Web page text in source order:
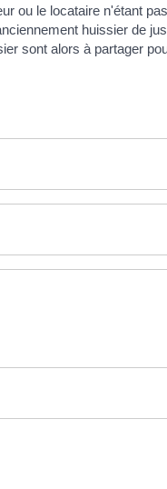
ou le locataire n'étant
huissier de
sont alors à partager